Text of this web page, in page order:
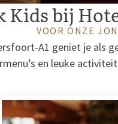
Kids bij
VOOR ONZE
A1 geniet je als
en leuke